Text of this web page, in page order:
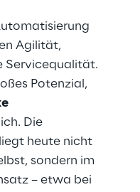
Agilität,
Servicequalität.
Potenzial,
Die
heute nicht
sondern im
– etwa bei